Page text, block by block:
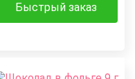
Быстрый заказ